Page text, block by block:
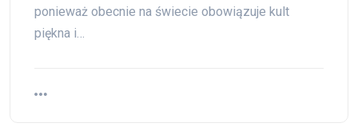
ponieważ obecnie na świecie obowiązuje kult
piękna i…